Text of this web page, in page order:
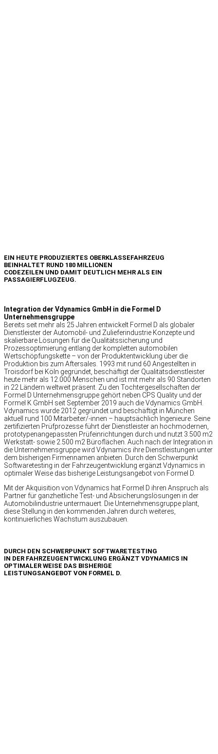
EIN HEUTE PRODUZIERTES OBERKLASSEFAHRZEUG
BEINHALTET RUND 180 MILLIONEN
CODEZEILEN UND DAMIT DEUTLICH MEHR ALS EIN
PASSAGIERFLUGZEUG.
Integration der Vdynamics GmbH in die Formel D
Unternehmensgruppe
Bereits seit mehr als 25 Jahren entwickelt Formel D als globaler
Dienstleister der Automobil- und Zulieferindustrie Konzepte und
skalierbare Lösungen für die Qualitätssicherung und
Prozessoptimierung entlang der kompletten automobilen
Wertschöpfungskette – von der Produktentwicklung über die
Produktion bis zum Aftersales. 1993 mit rund 60 Angestellten in
Troisdorf bei Köln gegründet, beschäftigt der Qualitätsdienstleister
heute mehr als 12.000 Menschen und ist mit mehr als 90 Standorten
in 22 Ländern weltweit präsent. Zu den Tochtergesellschaften der
Formel D Unternehmensgruppe gehört neben CPS Quality und der
Formel K GmbH seit September 2019 auch die Vdynamics GmbH.
Vdynamics wurde 2012 gegründet und beschäftigt in München
aktuell rund 100 Mitarbeiter/-innen – hauptsächlich Ingenieure. Seine
zertifizierten Prüfprozesse führt der Dienstleister an hochmodernen,
prototypenangepassten Prüfeinrichtungen durch und nutzt 3.500 m2
Werkstatt- sowie 2.500 m2 Büroflächen. Auch nach der Integration in
die Unternehmensgruppe wird Vdynamics ihre Dienstleistungen unter
dem bisherigen Firmennamen anbieten. Durch den Schwerpunkt
Softwaretesting in der Fahrzeugentwicklung ergänzt Vdynamics in
optimaler Weise das bisherige Leistungsangebot von Formel D.
Mit der Akquisition von Vdynamics hat Formel D ihren Anspruch als
Partner für ganzheitliche Test- und Absicherungslösungen in der
Automobilindustrie untermauert. Die Unternehmensgruppe plant,
diese Stellung in den kommenden Jahren durch weiteres,
kontinuierliches Wachstum auszubauen.
DURCH DEN SCHWERPUNKT SOFTWARETESTING
IN DER FAHRZEUGENTWICKLUNG ERGÄNZT VDYNAMICS IN
OPTIMALER WEISE DAS BISHERIGE
LEISTUNGSANGEBOT VON FORMEL D.